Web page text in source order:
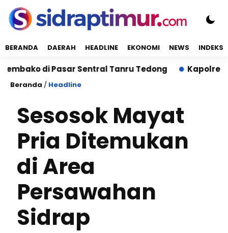
BERANDA DAERAH HEADLINE EKONOMI NEWS INDEKS
di Pasar Sentral Tanru Tedong Kapolres Sidrap
Beranda / Headline
Sesosok Mayat
Pria Ditemukan
di Area
Persawahan
Sidrap